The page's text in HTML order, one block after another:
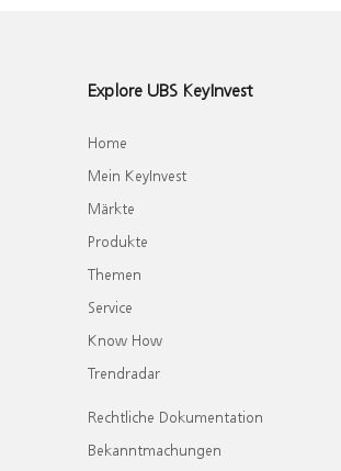
Explore UBS KeyInvest
Home
Mein KeyInvest
Märkte
Produkte
Themen
Service
Know How
Trendradar
Rechtliche Dokumentation
Bekanntmachungen